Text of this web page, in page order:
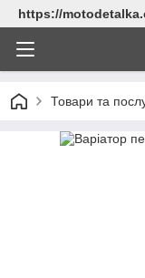
https://
Товари та